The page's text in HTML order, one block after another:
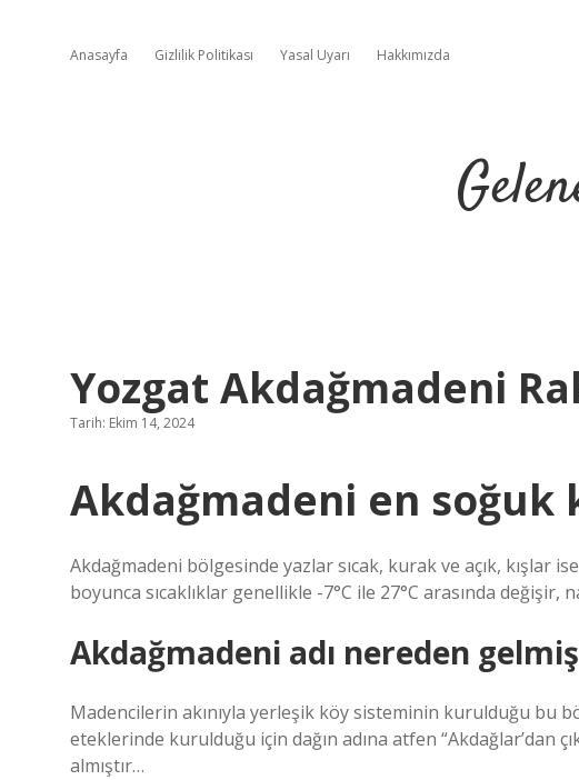
Anasayfa Gizlilik Politikası Yasal Uyarı Hakkımızda
Yozgat Akdağmadeni
Tarih: Ekim 14, 2024
Akdağmadeni en soğuk
Akdağmadeni bölgesinde yazlar sıcak, kurak ve açık, kışlar
boyunca sıcaklıklar genellikle -7°C ile 27°C arasında değişir,
Akdağmadeni adı nereden
Madencilerin akınıyla yerleşik köy sisteminin kurulduğu bu
eteklerinde kurulduğu için dağın adına atfen “Akdağlar’dan
almıştır…